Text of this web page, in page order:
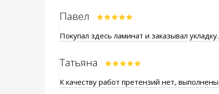
Павел
Покупал здесь ламинат и заказывал
Татьяна
К качеству работ претензий нет,